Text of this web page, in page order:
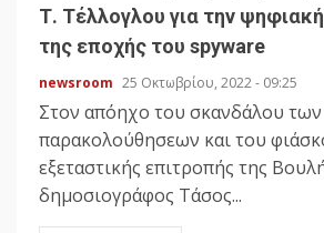
Τ. Τέλλογλου για την
της εποχής του spyware
newsroom 25 Οκτωβρίου, 2022 - 09:25
Στον απόηχο του σκανδάλου των
παρακολούθησεων και του
εξεταστικής επιτροπής της
δημοσιογράφος Τάσος...